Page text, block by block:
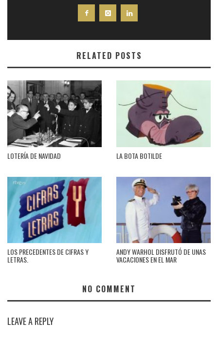
RELATED POSTS
LOTERÍA DE NAVIDAD LA BOTA BOTILDE
LOS PRECEDENTES DE CIFRAS Y
LETRAS.
ANDY WARHOL DISFRUTÓ DE UNAS
VACACIONES EN EL MAR
NO COMMENT
LEAVE A REPLY